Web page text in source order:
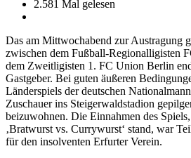
2.581 Mal gelesen
Das am Mittwochabend zur Austragung
zwischen dem Fußball-Regionalligisten
dem Zweitligisten 1. FC Union Berlin
Gastgeber. Bei guten äußeren
Länderspiels der deutschen
Zuschauer ins Steigerwaldstadion
beizuwohnen. Die Einnahmen des
‚Bratwurst vs. Currywurst‘ stand, war
für den insolventen Erfurter Verein.